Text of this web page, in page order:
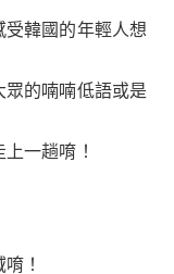
韓國的年輕人想
的喃喃低語或是
一趟唷！
！